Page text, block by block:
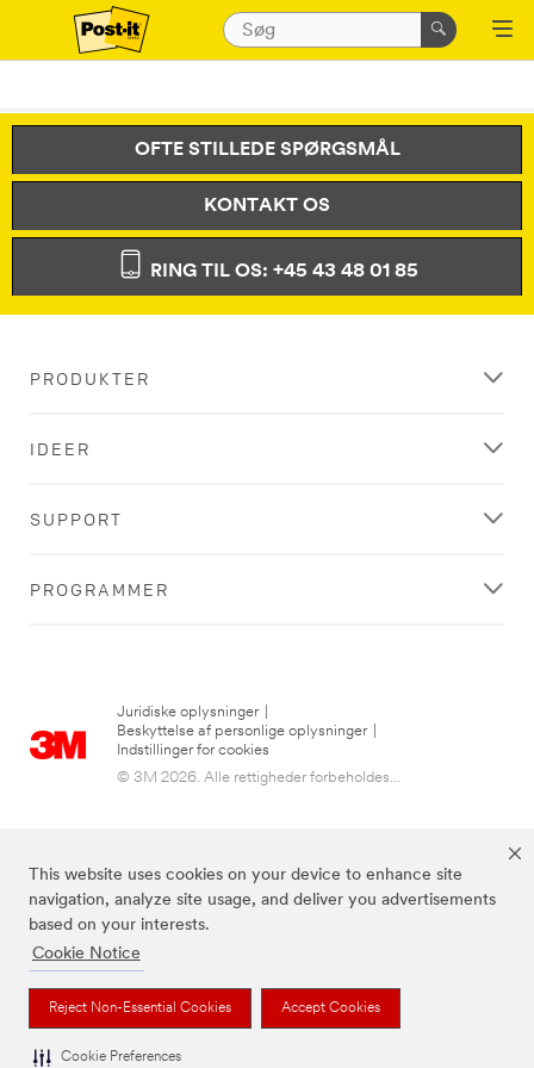
This website uses cookies on your device to enhance site
navigation, analyze site usage, and deliver you advertisements
based on your interests.
Cookie Notice
Reject Non-Essential Cookies Accept Cookies
Cookie Preferences
OFTE STILLEDE SPØRGSMÅL
KONTAKT OS
RING TIL OS: +45 43 48 01 85
PRODUKTER
IDEER
SUPPORT
PROGRAMMER
Juridiske oplysninger
Beskyttelse af personlige oplysninger
Indstillinger for cookies
© 3M 2026. Alle rettigheder forbeholdes...
3M, Post-it® og farven Canary Yellow™ er varemærker tilhørende 3M.